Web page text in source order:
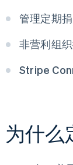
管理定期
非营利组
Stripe
为什么